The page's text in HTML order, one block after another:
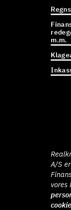
m.m.
A/S
vores